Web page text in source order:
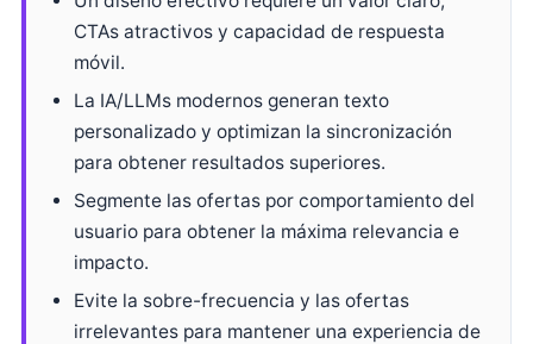
CTAs atractivos y capacidad de respuesta
móvil.
La IA/LLMs modernos generan texto
personalizado y optimizan la sincronización
para obtener resultados superiores.
Segmente las ofertas por comportamiento del
usuario para obtener la máxima relevancia e
impacto.
Evite la sobre-frecuencia y las ofertas
irrelevantes para mantener una experiencia de